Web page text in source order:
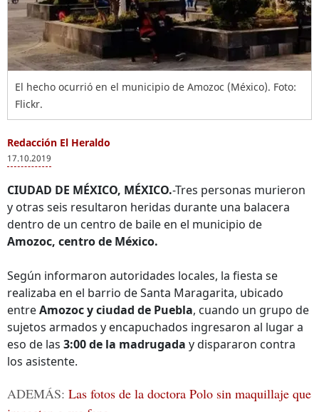
El hecho ocurrió en el municipio de Amozoc (México). Foto:
Flickr.
Redacción El Heraldo
17.10.2019
CIUDAD DE MÉXICO, MÉXICO.-Tres personas murieron
y otras seis resultaron heridas durante una balacera
dentro de un centro de baile en el municipio de
Amozoc, centro de México.
Según informaron autoridades locales, la fiesta se
realizaba en el barrio de Santa Maragarita, ubicado
entreAmozoc y ciudad de Puebla, cuando un grupo de
sujetos armados y encapuchados ingresaron al lugar a
eso de las 3:00 de la madrugada y dispararon contra
los asistente.
ADEMÁS: Las fotos de la doctora Polo sin maquillaje que